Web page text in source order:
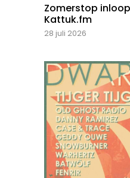
Zomerstop
Kattuk.fm
28 juli 2026